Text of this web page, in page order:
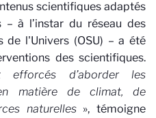
scientifiques adaptés
à l’instar du réseau des
de l'Univers (OSU) – a été
des scientifiques.
d’aborder les
matière de climat, de
naturelles », témoigne